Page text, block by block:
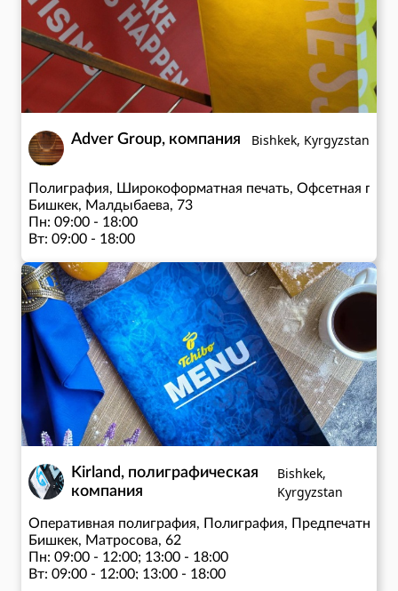
Adver Group, компания Bishkek, Kyrgyzstan
Полиграфия, Широкоформатная печать, Офсетная
Бишкек, Малдыбаева, 73
Пн: 09:00 - 18:00
Вт: 09:00 - 18:00
Чт: 09:00 - 18:00
Пт: 09:00 - 18:00
Сб: 10:00 - 15:00
Kirland, полиграфическая
компания
Bishkek,
Kyrgyzstan
Оперативная полиграфия, Полиграфия, Предпечатная
Бишкек, Матросова, 62
Пн: 09:00 - 12:00; 13:00 - 18:00
Вт: 09:00 - 12:00; 13:00 - 18:00